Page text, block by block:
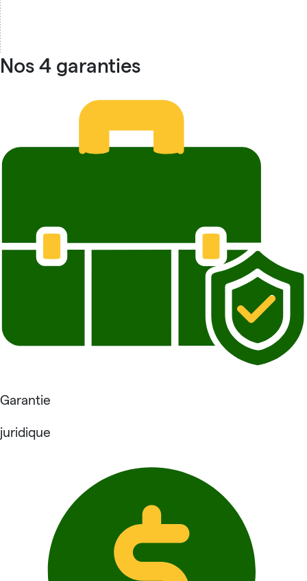
Nos 4 garanties
Garantie
juridique